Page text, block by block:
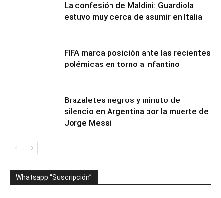
La confesión de Maldini: Guardiola
estuvo muy cerca de asumir en Italia
FIFA marca posición ante las recientes
polémicas en torno a Infantino
Brazaletes negros y minuto de
silencio en Argentina por la muerte de
Jorge Messi
Whatsapp “Suscripción”